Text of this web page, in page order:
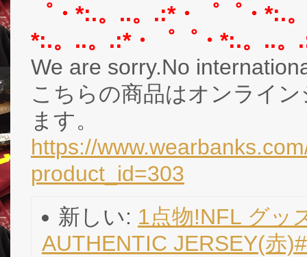
゜・*:.。..。.:*・゜゜・*:.
*:.。..。.:*・゜゜・*:.。..
We are sorry.No
こちらの商品はオンライ
ます。
https://
product_id=303
新しい: 1点物!NFL グッ
AUTHENTIC JERSEY(赤